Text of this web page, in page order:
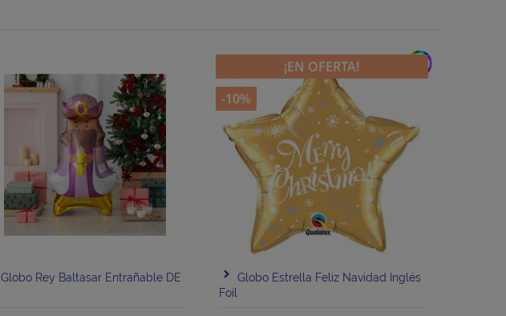
Globo Rey Baltasar Entrañable DE
Globo Estrella Feliz Navidad Inglés
Foil
¡EN OFERTA!
-10%